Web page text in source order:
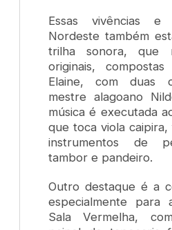
Essas vivências e
Nordeste também
trilha sonora, que
originais,
Elaine, com duas
mestre alagoano
música é executada
que toca viola
instrumentos de
tambor e pandeiro.
Outro destaque é a
especialmente para
Sala Vermelha,